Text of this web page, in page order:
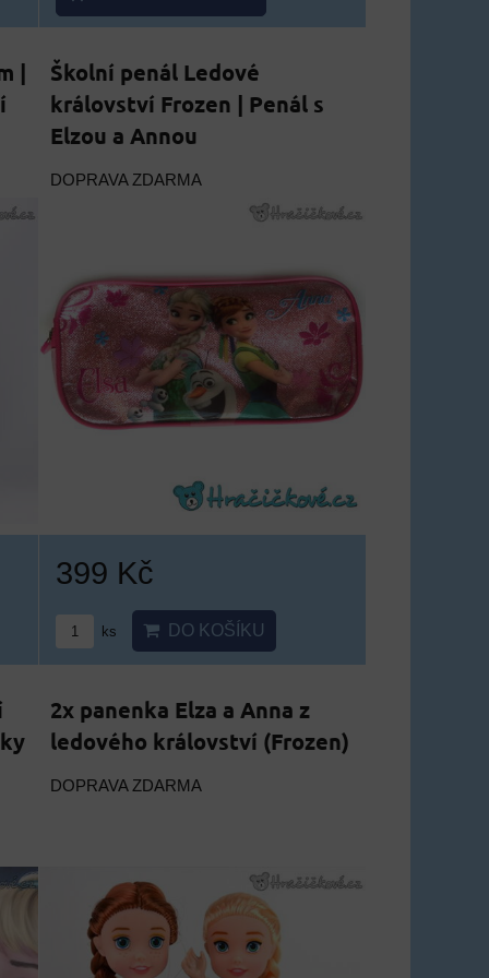
|
Školní penál Ledové
království Frozen | Penál s
Elzou a Annou
DOPRAVA ZDARMA
399 Kč
ks DO KOŠÍKU
2x panenka Elza a Anna z
ledového království (Frozen)
DOPRAVA ZDARMA